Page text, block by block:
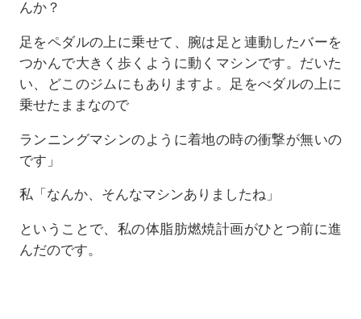
んか？
足をペダルの上に乗せて、腕は足と連動したバーを
つかんで大きく歩くように動くマシンです。だいた
い、どこのジムにもありますよ。足をべダルの上に
乗せたままなので
ランニングマシンのように着地の時の衝撃が無いの
です」
私「なんか、そんなマシンありましたね」
ということで、私の体脂肪燃焼計画がひとつ前に進
んだのです。